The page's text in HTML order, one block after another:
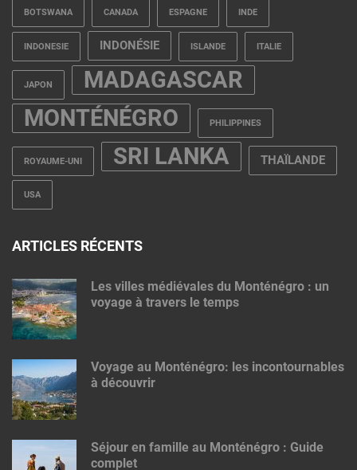
BOTSWANA CANADA ESPAGNE INDE
INDONESIE INDONÉSIE ISLANDE ITALIE
JAPON
MADAGASCAR
MONTÉNÉGRO
PHILIPPINES
ROYAUME-UNI SRI LANKA THAÏLANDE
USA
ARTICLES RÉCENTS
Les villes médiévales du Monténégro : un
voyage à travers le temps
Voyage au Monténégro: les incontournables
à découvrir
Séjour en famille au Monténégro : Guide
complet